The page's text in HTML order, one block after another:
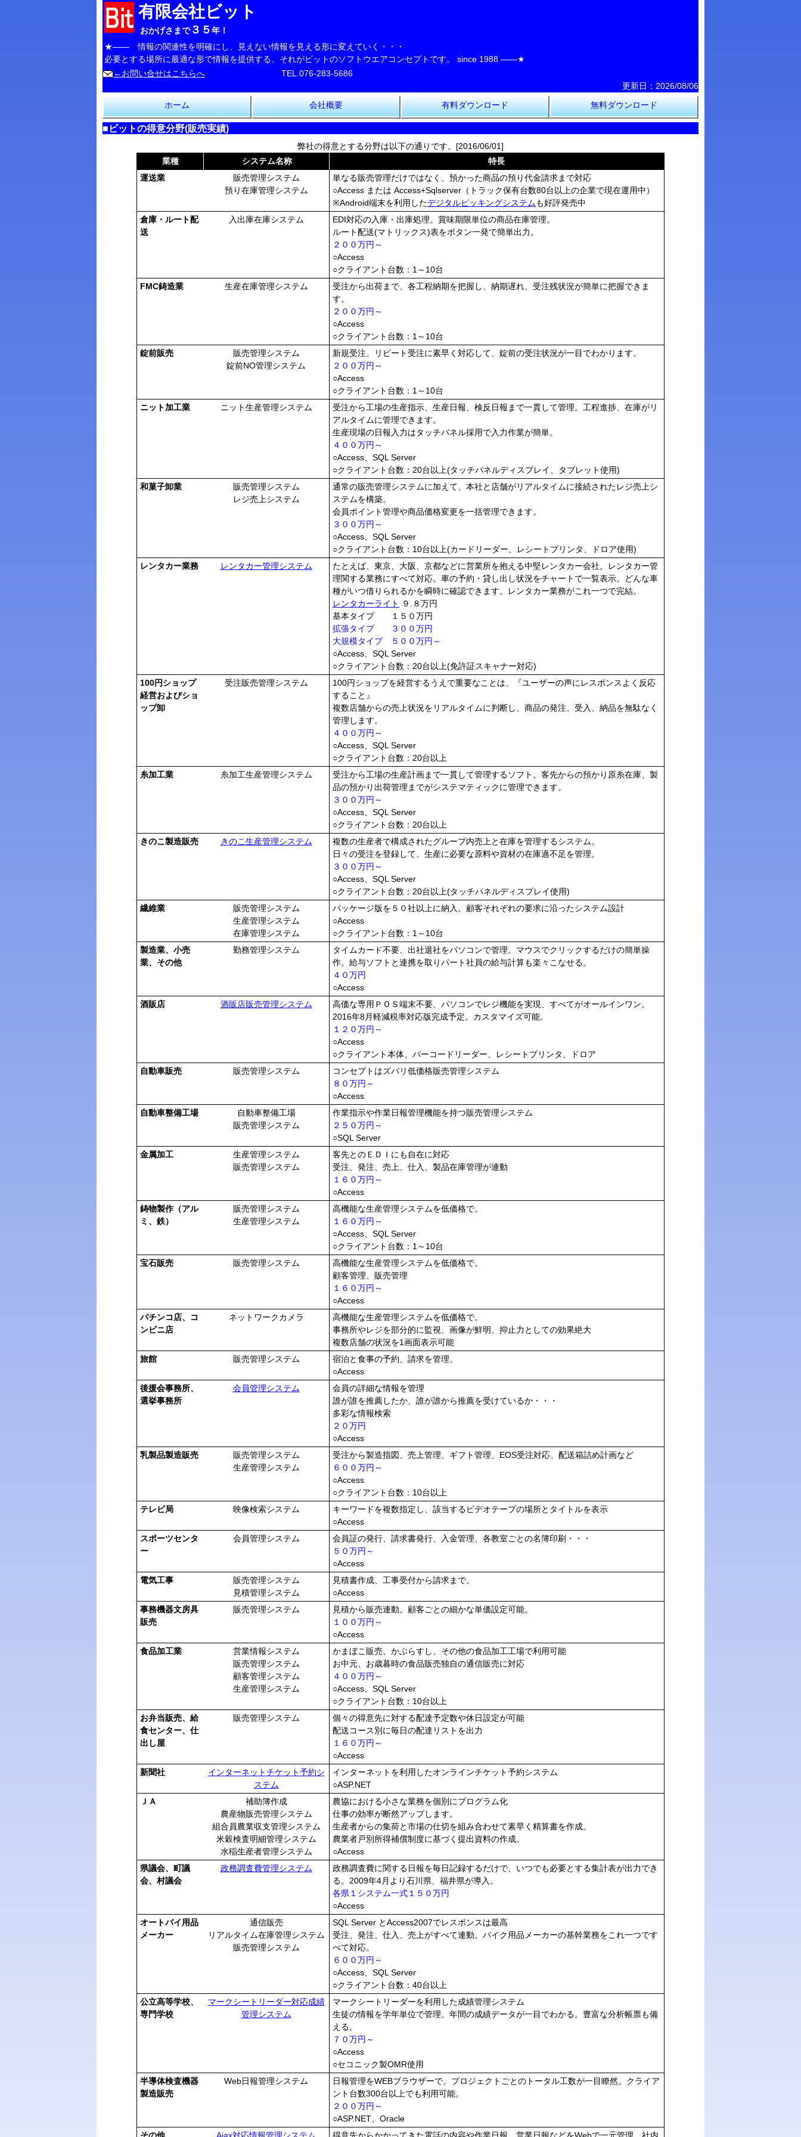
有限会社ビット
おかげさまで３５年！
★―― 情報の関連性を明確にし、見えない情報を見える形に変えていく・・・
必要とする場所に最適な形で情報を提供する、それがビットのソフトウエアコンセプトです。 since 1988 ――★
←お問い合せはこちらへ
TEL.076-283-5686
更新日：2026/08/06
ホーム
会社概要 有料ダウンロード 無料ダウンロード
■ビットの得意分野(販売実績)
弊社の得意とする分野は以下の通りです。[2016/06/01]
業種
システム名称
特長
運送業
販売管理システム
預り在庫管理システム
単なる販売管理だけではなく、預かった商品の預り代金請求まで対応
○Access または Access+Sqlserver（トラック保有台数80台以上の企業で現在運用中）
※Android端末を利用したデジタルピッキングシステムも好評発売中
倉庫・ルート配
送
入出庫在庫システム
EDI対応の入庫・出庫処理。賞味期限単位の商品在庫管理。
ルート配送(マトリックス)表をボタン一発で簡単出力。
２００万円～
○Access
○クライアント台数：1～10台
FMC鋳造業
生産在庫管理システム
受注から出荷まで、各工程納期を把握し、納期遅れ、受注残状況が簡単に把握できま
す。
２００万円～
○Access
○クライアント台数：1～10台
錠前販売
販売管理システム
錠前NO管理システム
新規受注、リピート受注に素早く対応して、錠前の受注状況が一目でわかります。
２００万円～
○Access
○クライアント台数：1～10台
ニット加工業
ニット生産管理システム
受注から工場の生産指示、生産日報、検反日報まで一貫して管理。工程進捗、在庫がリ
アルタイムに管理できます。
生産現場の日報入力はタッチパネル採用で入力作業が簡単。
４００万円～
○Access、SQL Server
○クライアント台数：20台以上(タッチパネルディスプレイ、タブレット使用)
和菓子卸業
販売管理システム
レジ売上システム
通常の販売管理システムに加えて、本社と店舗がリアルタイムに接続されたレジ売上シ
ステムを構築。
会員ポイント管理や商品価格変更を一括管理できます。
３００万円～
○Access、SQL Server
○クライアント台数：10台以上(カードリーダー、レシートプリンタ、ドロア使用)
レンタカー業務
レンタカー管理システム
たとえば、東京、大阪、京都などに営業所を抱える中堅レンタカー会社。レンタカー管
理関する業務にすべて対応。車の予約・貸し出し状況をチャートで一覧表示。どんな車
種がいつ借りられるかを瞬時に確認できます。レンタカー業務がこれ一つで完結。
レンタカーライト
９.８万円
基本タイプ １５０万円
拡張タイプ ３００万円
大規模タイプ ５００万円～
○Access、SQL Server
○クライアント台数：20台以上(免許証スキャナー対応)
100円ショップ
経営およびショ
ップ卸
受注販売管理システム
100円ショップを経営するうえで重要なことは、『ユーザーの声にレスポンスよく反応
すること』
複数店舗からの売上状況をリアルタイムに判断し、商品の発注、受入、納品を無駄なく
管理します。
４００万円～
○Access、SQL Server
○クライアント台数：20台以上
糸加工業
糸加工生産管理システム
受注から工場の生産計画まで一貫して管理するソフト。客先からの預かり原糸在庫、製
品の預かり出荷管理までがシステマティックに管理できます。
３００万円～
○Access、SQL Server
○クライアント台数：20台以上
きのこ製造販売
きのこ生産管理システム
複数の生産者で構成されたグループ内売上と在庫を管理するシステム。
日々の受注を登録して、生産に必要な原料や資材の在庫過不足を管理。
３００万円～
○Access、SQL Server
○クライアント台数：20台以上(タッチパネルディスプレイ使用)
繊維業
販売管理システム
生産管理システム
在庫管理システム
パッケージ版を５０社以上に納入。顧客それぞれの要求に沿ったシステム設計
○Access
○クライアント台数：1～10台
製造業、小売
業、その他
勤務管理システム
タイムカード不要、出社退社をパソコンで管理。マウスでクリックするだけの簡単操
作。給与ソフトと連携を取りパート社員の給与計算も楽々こなせる。
４０万円
○Access
酒販店
酒販店販売管理システム
高価な専用ＰＯＳ端末不要、パソコンでレジ機能を実現、すべてがオールインワン。
2016年8月軽減税率対応版完成予定。カスタマイズ可能。
１２０万円～
○Access
○クライアント本体、バーコードリーダー、レシートプリンタ、ドロア
自動車販売
販売管理システム
コンセプトはズバリ低価格販売管理システム
８０万円～
○Access
自動車整備工場
自動車整備工場
販売管理システム
作業指示や作業日報管理機能を持つ販売管理システム
２５０万円～
○SQL Server
金属加工
生産管理システム
販売管理システム
客先とのＥＤＩにも自在に対応
受注、発注、売上、仕入、製品在庫管理が連動
１６０万円～
○Access
鋳物製作（アル
ミ、鉄）
販売管理システム
生産管理システム
高機能な生産管理システムを低価格で。
１６０万円～
○Access、SQL Server
○クライアント台数：1～10台
宝石販売
販売管理システム
高機能な生産管理システムを低価格で。
顧客管理、販売管理
１６０万円～
○Access
パチンコ店、コ
ンビニ店
ネットワークカメラ
高機能な生産管理システムを低価格で。
事務所やレジを部分的に監視、画像が鮮明、抑止力としての効果絶大
複数店舗の状況を1画面表示可能
旅館
販売管理システム
宿泊と食事の予約、請求を管理。
○Access
後援会事務所、
選挙事務所
会員管理システム
会員の詳細な情報を管理
誰が誰を推薦したか、誰が誰から推薦を受けているか・・・
多彩な情報検索
２０万円
○Access
乳製品製造販売
販売管理システム
生産管理システム
受注から製造指図、売上管理、ギフト管理、EOS受注対応、配送箱詰め計画など
６００万円～
○Access
○クライアント台数：10台以上
テレビ局
映像検索システム
キーワードを複数指定し、該当するビデオテープの場所とタイトルを表示
○Access
スポーツセンタ
ー
会員管理システム
会員証の発行、請求書発行、入金管理、各教室ごとの名簿印刷・・・
５０万円～
○Access
電気工事
販売管理システム
見積管理システム
見積書作成、工事受付から請求まで。
○Access
事務機器文房具
販売
販売管理システム
見積から販売連動。顧客ごとの細かな単価設定可能。
１００万円～
○Access
食品加工業
営業情報システム
販売管理システム
顧客管理システム
生産管理システム
かまぼこ販売、かぶらすし、その他の食品加工工場で利用可能
お中元、お歳暮時の食品販売独自の通信販売に対応
４００万円～
○Access、SQL Server
○クライアント台数：10台以上
お弁当販売、給
食センター、仕
出し屋
販売管理システム
個々の得意先に対する配達予定数や休日設定が可能
配送コース別に毎日の配達リストを出力
１６０万円～
○Access
新聞社
インターネットチケット予約シ
ステム
インターネットを利用したオンラインチケット予約システム
○ASP.NET
ＪＡ
補助簿作成
農産物販売管理システム
組合員農業収支管理システム
米穀検査明細管理システム
水稲生産者管理システム
農協における小さな業務を個別にプログラム化
仕事の効率が断然アップします。
生産者からの集荷と市場の仕切を組み合わせて素早く精算書を作成。
農業者戸別所得補償制度に基づく提出資料の作成。
○Access
県議会、町議
会、村議会
政務調査費管理システム
政務調査費に関する日報を毎日記録するだけで、いつでも必要とする集計表が出力でき
る。2009年4月より石川県、福井県が導入。
各県１システム一式１５０万円
○Access
オートバイ用品
メーカー
通信販売
リアルタイム在庫管理システム
販売管理システム
SQL Server とAccess2007でレスポンスは最高
受注、発注、仕入、売上がすべて連動。バイク用品メーカーの基幹業務をこれ一つです
べて対応。
６００万円～
○Access、SQL Server
○クライアント台数：40台以上
公立高等学校、
専門学校
マークシートリーダー対応成績
管理システム
マークシートリーダーを利用した成績管理システム
生徒の情報を学年単位で管理。年間の成績データが一目でわかる。豊富な分析帳票も備
える。
７０万円～
○Access
○セコニック製OMR使用
半導体検査機器
製造販売
Web日報管理システム
日報管理をWEBブラウザーで。プロジェクトごとのトータル工数が一目瞭然。クライア
ント台数300台以上でも利用可能。
２００万円～
○ASP.NET、Oracle